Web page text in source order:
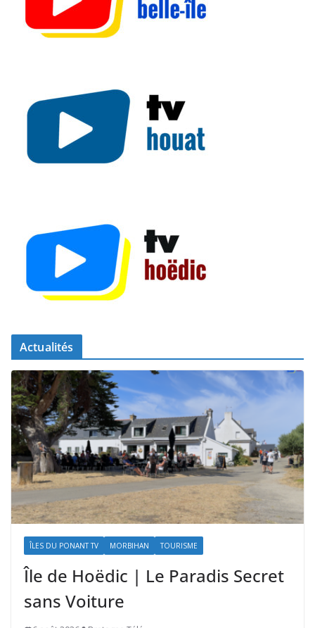
Actualités
ÎLES DU PONANT TV MORBIHAN TOURISME
Île de Hoëdic | Le Paradis Secret
sans Voiture